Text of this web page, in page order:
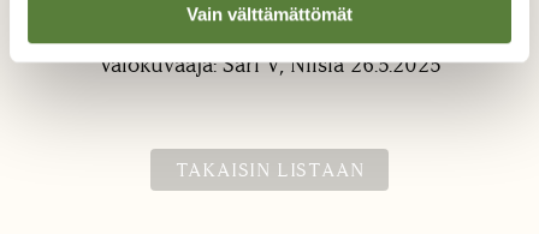
Vain välttämättömät
Rentukasta ei päivääkään...kesään.
Valokuvaaja: Sari V, Nilsiä 26.5.2025
TAKAISIN LISTAAN